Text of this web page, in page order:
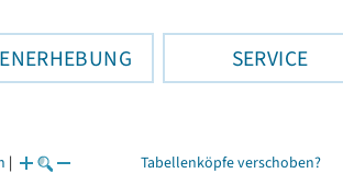
SERVICE
| Tabellenköpfe verschoben?